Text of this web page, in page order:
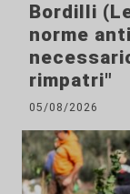
Bordilli
norme
rimpatri"
05/08/2026